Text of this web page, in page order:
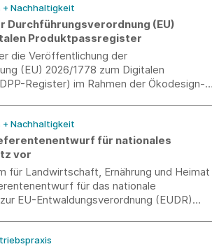
Nachhaltigkeit
Durchführungsverordnung (EU)
Produktpassregister
die Veröffentlichung der
(EU) 2026/1778 zum Digitalen
Register) im Rahmen der Ökodesign-
Nachhaltigkeit
für nationales
vor
für Landwirtschaft, Ernährung und Heimat
für das nationale
EU-Entwaldungsverordnung (EUDR)